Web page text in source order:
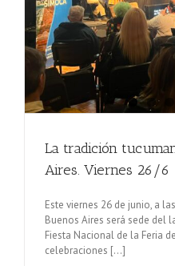
La tradición
Aires. Viernes 26/6
Este viernes 26 de junio, a
Buenos Aires será sede del
Fiesta Nacional de la Feria
celebraciones [...]